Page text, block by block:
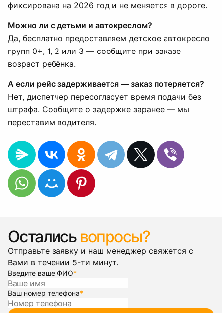
фиксирована на 2026 год и не меняется в дороге.
Можно ли с детьми и автокреслом?
Да, бесплатно предоставляем детское автокресло
групп 0+, 1, 2 или 3 — сообщите при заказе
возраст ребёнка.
А если рейс задерживается — заказ потеряется?
Нет, диспетчер пересогласует время подачи без
штрафа. Сообщите о задержке заранее — мы
переставим водителя.
Остались вопросы?
Отправьте заявку и наш менеджер свяжется с
Вами в течении 5-ти минут.
Введите ваше ФИО*
Ваш номер телефона*